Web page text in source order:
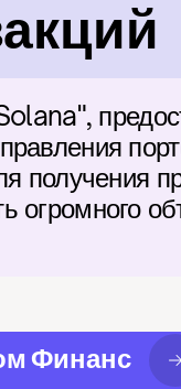
получения
огромного
Финанс